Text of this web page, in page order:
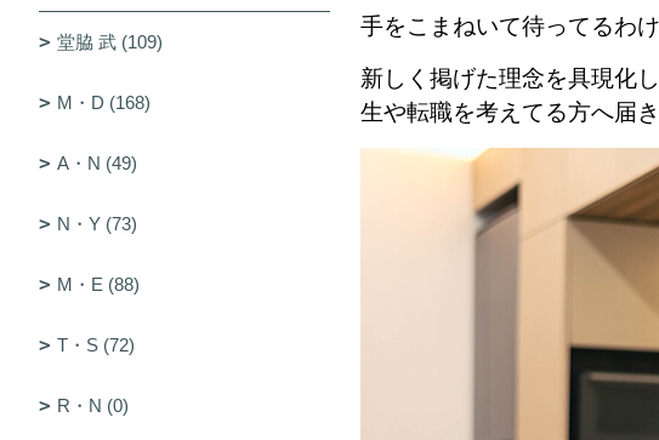
手をこまねいて待ってるわ
新しく掲げた理念を具現化
生や転職を考えてる方へ届
堂脇 武 (109)
M・D (168)
A・N (49)
N・Y (73)
M・E (88)
T・S (72)
R・N (0)